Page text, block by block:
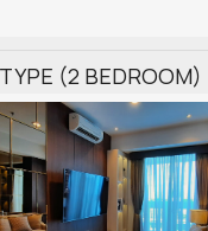
(2 BEDROOM)